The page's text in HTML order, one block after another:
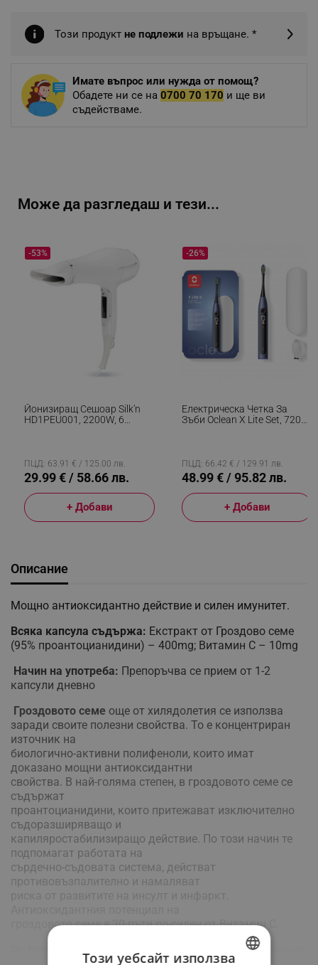
Този продукт не подлежи на връщане. *
Имате въпрос или нужда от помощ?
Обадете ни се на 0700 70 170 и ще ви
съдействаме.
Може да разгледаш и тези...
Йонизиращ Сешоар Silk'n
HD1PEU001, 2200W, 6
Км/ч,
Дифузер+концентратор,
Бял
-53%
ПЦД: 63.91 € / 125.00 лв.
29.99 € / 58.66 лв.
+ Добави
Електрическа Четка За
Зъби Oclean X Lite Set, 72000
Почистените Зони, +Калъф,
Тъмносин
-26%
ПЦД: 66.42 € / 129.91 лв.
48.99 € / 95.82 лв.
+ Добави
Описание
Мощно антиоксидантно действие и силен имунитет.
Всяка капсула съдържа: Екстракт от Гроздово семе
(95% проантоцианидини) – 400mg; Витамин С – 10mg
Начин на употреба: Препоръчва се прием от 1-2
капсули дневно
Гроздовото семе още от хилядолетия се използва
заради своите полезни свойства. То е концентриран
източник на
биологично-активни полифеноли, които имат
доказанo мощни антиоксидантни
свойства. В най-голяма степен, в гроздовото семе се
съдържат
проантоцианидини, които притежават изключително
съдоразширяващо и
капиляростабилизиращо действие. По този начин те
подпомагат работата на
сърдечно-съдовата система, действат
противовъзпалително и намаляват
гроздовото семе е 20 пъти по-силен от Витамин C.
съдържа мощна комбинация
Този уебсайт използва